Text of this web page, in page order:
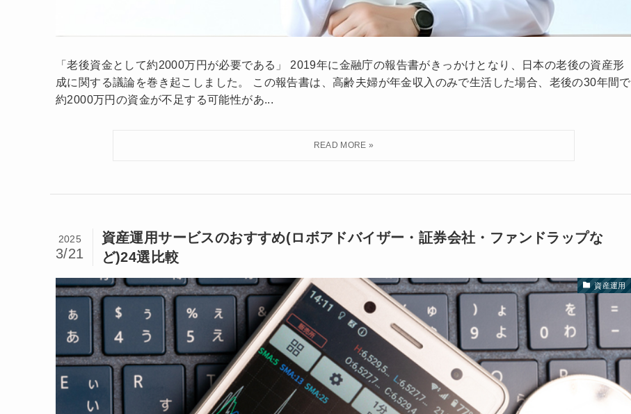
「老後資金として約2000万円が必要である」 2019年に金融庁の報告書がきっかけとなり、日本の老後の資産形
成に関する議論を巻き起こしました。 この報告書は、高齢夫婦が年金収入のみで生活した場合、老後の30年間で
約2000万円の資金が不足する可能性があ...
資産運用サービスのおすすめ(ロボアドバイザー・証券会社・ファンドラップな
ど)24選比較
2025
3/21
資産運用